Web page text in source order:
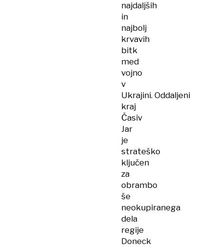
najdaljših
in
najbolj
krvavih
bitk
med
vojno
v
Ukrajini. Oddaljeni
kraj
Časiv
Jar
je
strateško
ključen
za
obrambo
še
neokupiranega
dela
regije
Doneck